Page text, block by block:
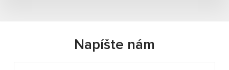
Napíšte nám